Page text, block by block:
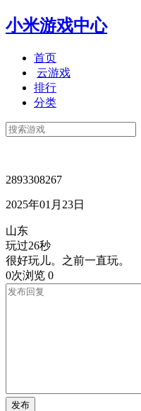
小米游戏中心
首页
云游戏
排行
分类
2893308267
2025年01月23日
山东
玩过26秒
很好玩儿。之前一直玩。
0次浏览 0
发布